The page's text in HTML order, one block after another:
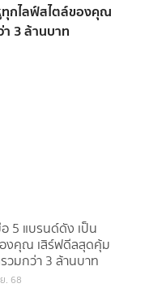
ทุกไลฟ์สไตล์ของคุณ
3 ล้านบาท
5 แบรนด์ดัง เป็น
งคุณ เสิร์ฟดีลสุดคุ้ม
วมกว่า 3 ล้านบาท
. 68